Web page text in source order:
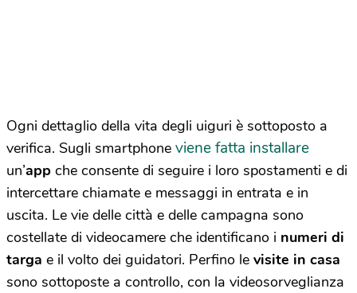
Ogni dettaglio della vita degli uiguri è sottoposto a
verifica. Sugli smartphone viene fatta installare
un’app che consente di seguire i loro spostamenti e di
intercettare chiamate e messaggi in entrata e in
uscita. Le vie delle città e delle campagna sono
costellate di videocamere che identificano i numeri di
targa e il volto dei guidatori. Perfino le visite in casa
sono sottoposte a controllo, con la videosorveglianza